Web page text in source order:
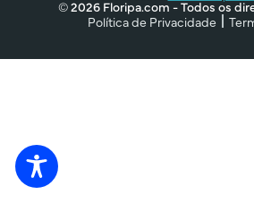
© 2026 Floripa.com - Todos os
Política de Privacidade